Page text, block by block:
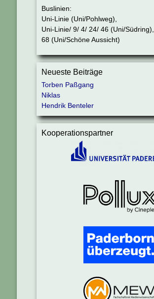
Buslinien:
Uni-Linie (Uni/Pohlweg),
Uni-Linie/ 9/ 4/ 24/ 46 (Uni/Südring),
68 (Uni/Schöne Aussicht)
Neueste Beiträge
Torben Paßgang
Niklas
Hendrik Benteler
Kooperationspartner